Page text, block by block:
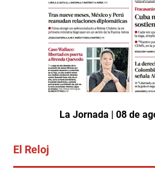
La Jornada | 08 de
El Reloj